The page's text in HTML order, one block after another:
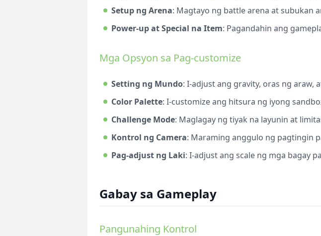
Setup ng Arena: Magtayo ng battle arena at subukan
Power-up at Special na Item: Pagandahin ang
Mga Opsyon sa Pag-customize
Setting ng Mundo: I-adjust ang gravity, oras ng
Color Palette: I-customize ang hitsura ng iyong
Challenge Mode: Maglagay ng tiyak na layunin at
Kontrol ng Camera: Maraming anggulo ng pagtingin
Pag-adjust ng Laki: I-adjust ang scale ng mga bagay
Gabay sa Gameplay
Pangunahing Kontrol